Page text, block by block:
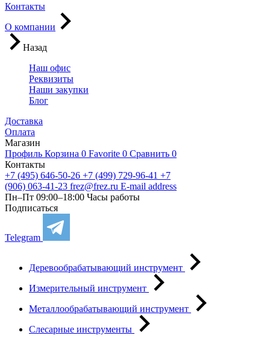
Контакты
О компании
Назад
Наш офис
Реквизиты
Наши закупки
Блог
Доставка
Оплата
Магазин
Профиль Корзина 0 Favorite 0 Сравнить 0
Контакты
+7 (495) 646-50-26 +7 (499) 729-96-41 +7
(906) 063-41-23 frez@frez.ru E-mail address
Пн–Пт 09:00–18:00 Часы работы
Подписаться
Telegram
Деревообрабатывающий инструмент
Измерительный инструмент
Металлообрабатывающий инструмент
Слесарные инструменты